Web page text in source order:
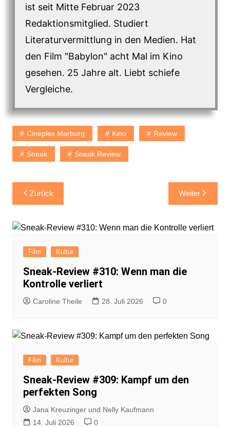
ist seit Mitte Februar 2023
Redaktionsmitglied. Studiert
Literaturvermittlung in den Medien. Hat
den Film "Babylon" acht Mal im Kino
gesehen. 25 Jahre alt. Liebt schiefe
Vergleiche.
Cineplex Marburg Kino Review
Sneak Sneak Review
Beitragsnavigation
Zurück Weiter
Film Kultur
Sneak-Review #310: Wenn man die
Kontrolle verliert
Caroline Theile 28. Juli 2026 0
Film Kultur
Sneak-Review #309: Kampf um den
perfekten Song
Jana Kreuzinger und Nelly Kaufmann
14. Juli 2026
0